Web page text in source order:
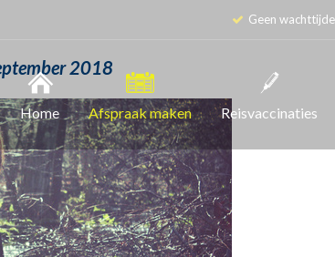
Geen
Home Afspraak maken Reisvaccinaties
2018